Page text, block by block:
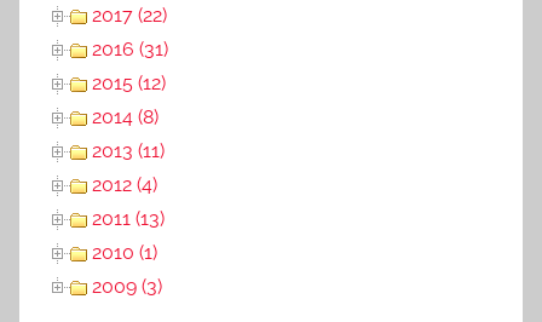
2017 (22)
2016 (31)
2015 (12)
2014 (8)
2013 (11)
2012 (4)
2011 (13)
2010 (1)
2009 (3)